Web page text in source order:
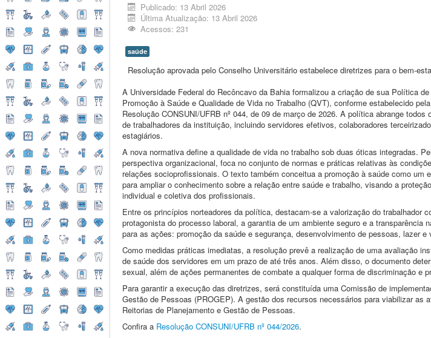
Publicado: 13 Abril 2026
Última Atualização: 13 Abril 2026
Acessos: 231
saúde
Resolução aprovada pelo Conselho Universitário estabelece diretrizes para o bem-
A Universidade Federal do Recôncavo da Bahia formalizou a criação de sua Política de
Promoção à Saúde e Qualidade de Vida no Trabalho (QVT), conforme estabelecido pela
Resolução CONSUNI/UFRB nº 044, de 09 de março de 2026. A política abrange todos
de trabalhadores da instituição, incluindo servidores efetivos, colaboradores
estagiários.
A nova normativa define a qualidade de vida no trabalho sob duas óticas integradas.
perspectiva organizacional, foca no conjunto de normas e práticas relativas às
relações socioprofissionais. O texto também conceitua a promoção à saúde como um
para ampliar o conhecimento sobre a relação entre saúde e trabalho, visando a proteção
individual e coletiva dos profissionais.
Entre os princípios norteadores da política, destacam-se a valorização do trabalhador
protagonista do processo laboral, a garantia de um ambiente seguro e a
para as ações: promoção da saúde e segurança, desenvolvimento de pessoas, lazer
Como medidas práticas imediatas, a resolução prevê a realização de uma avaliação
de saúde dos servidores em um prazo de até três anos. Além disso, o documento
sexual, além de ações permanentes de combate a qualquer forma de discriminação e
Para garantir a execução das diretrizes, será constituída uma Comissão de
Gestão de Pessoas (PROGEP). A gestão dos recursos necessários para viabilizar as
Reitorias de Planejamento e Gestão de Pessoas.
Confira a Resolução CONSUNI/UFRB nº 044/2026.